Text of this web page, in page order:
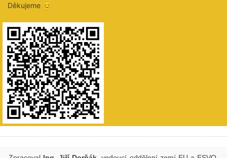
Děkujeme 😊